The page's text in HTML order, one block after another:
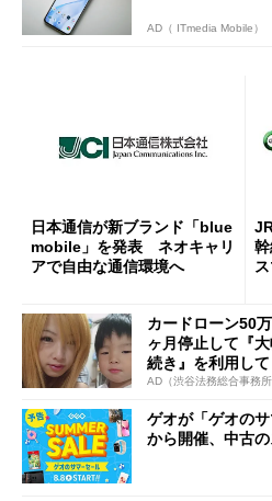
AD（ ITmedia Mobile）
日本通信が新ブランド「blue
mobile」を発表 ネオキャリ
アで自由な通信環境へ
カードローン50
ヶ月停止して『
続き』を利用して
AD（渋谷法務総合事務所
ゲオが「ゲオの
から開催、中古